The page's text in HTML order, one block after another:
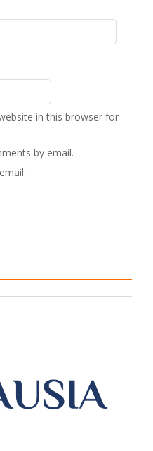
in this browser for
by email.